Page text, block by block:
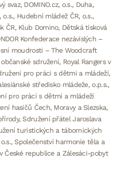
svaz, DOMINO.cz, o.s., Duha,
o.s., Hudební mládež ČR, o.s.,
ČR, Klub Domino, Dětská tisková
Konfederace nezávislých –
moudrosti – The Woodcraft
sdružení, Royal Rangers v
pro práci s dětmi a mládeží,
středisko mládeže, o.p.s.,
pro práci s dětmi a mládeží
hasičů Čech, Moravy a Slezska,
Sdružení přátel Jaroslava
turistických a tábornických
Společenství harmonie těla a
České republice a Zálesáci-pobyt